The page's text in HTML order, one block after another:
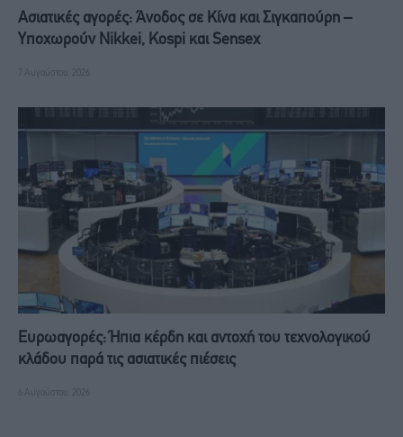
Ασιατικές αγορές: Άνοδος σε Κίνα και Σιγκαπούρη –
Υποχωρούν Nikkei, Kospi και Sensex
7 Αυγούστου, 2026
Ευρωαγορές: Ήπια κέρδη και αντοχή του τεχνολογικού
κλάδου παρά τις ασιατικές πιέσεις
6 Αυγούστου, 2026